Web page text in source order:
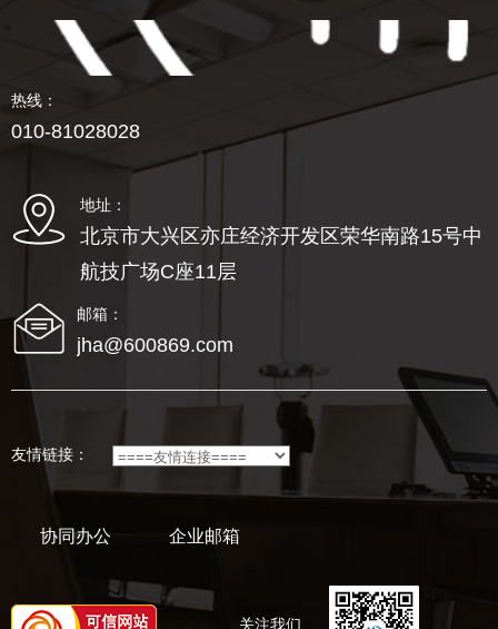
热线：
010-81028028
地址：
北京市大兴区亦庄经济开发区荣华南路15号中
航技广场C座11层
邮箱：
jha@600869.com
友情链接：
协同办公 企业邮箱
关注我们